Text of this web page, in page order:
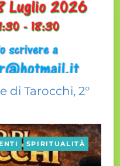
di Tarocchi, 2°
SPIRITUALITÀ